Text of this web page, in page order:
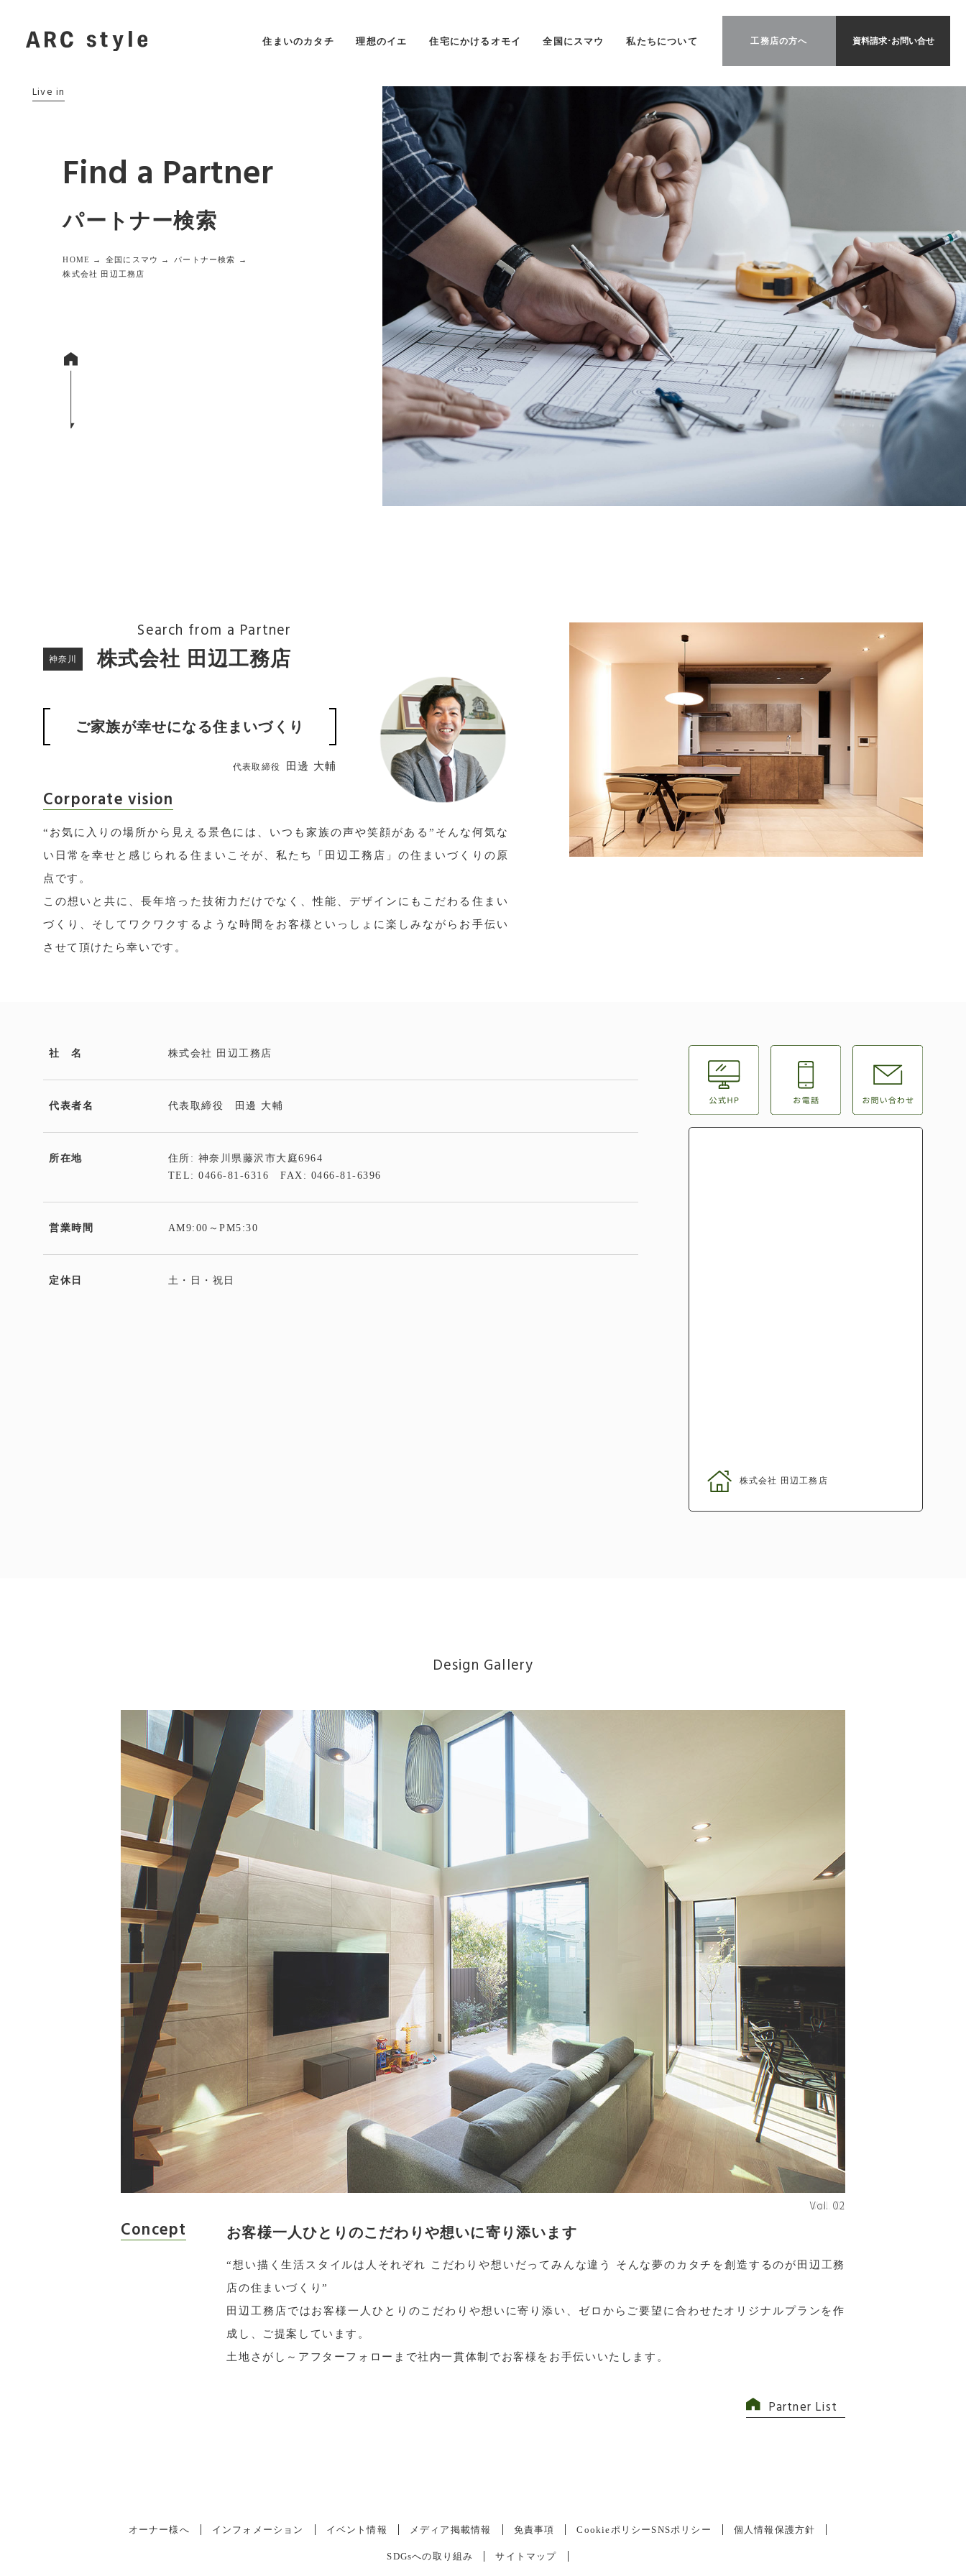
住まいのカタチ 理想のイエ 住宅にかけるオモイ 全国にスマウ 私たちについて 工務店の方へ 資料請求･お問い合せ
Live in
Find a Partner
パートナー検索
HOME → 全国にスマウ →
パートナー検索 →
株式会社 田辺工務店
Search from a Partner
神奈川 株式会社 田辺工務店
ご家族が幸せになる住まいづくり
代表取締役 田邊 大輔
Corporate vision
“お気に入りの場所から見える景色には、いつも家族の声や笑顔がある”そんな何気な
い日常を幸せと感じられる住まいこそが、私たち「田辺工務店」の住まいづくりの原
点です。
この想いと共に、長年培った技術力だけでなく、性能、デザインにもこだわる住まい
づくり、そしてワクワクするような時間をお客様といっしょに楽しみながらお手伝い
させて頂けたら幸いです。
社 名 株式会社 田辺工務店
代表者名 代表取締役 田邊 大輔
所在地
住所: 神奈川県藤沢市大庭6964
TEL:0466-81-6316 FAX: 0466-81-6396
営業時間 AM9:00～PM5:30
定休日 土・日・祝日
株式会社 田辺工務店
Design Gallery
Vol. 02
Concept お客様一人ひとりのこだわりや想いに寄り添います
“想い描く生活スタイルは人それぞれ こだわりや想いだってみんな違う そんな夢のカタチを創造するのが田辺工務
店の住まいづくり”
田辺工務店ではお客様一人ひとりのこだわりや想いに寄り添い、ゼロからご要望に合わせたオリジナルプランを作
成し、ご提案しています。
土地さがし～アフターフォローまで社内一貫体制でお客様をお手伝いいたします。
Partner List
オーナー様へ インフォメーション イベント情報 メディア掲載情報 免責事項 CookieポリシーSNSポリシー 個人情報保護方針
SDGsへの取り組み サイトマップ